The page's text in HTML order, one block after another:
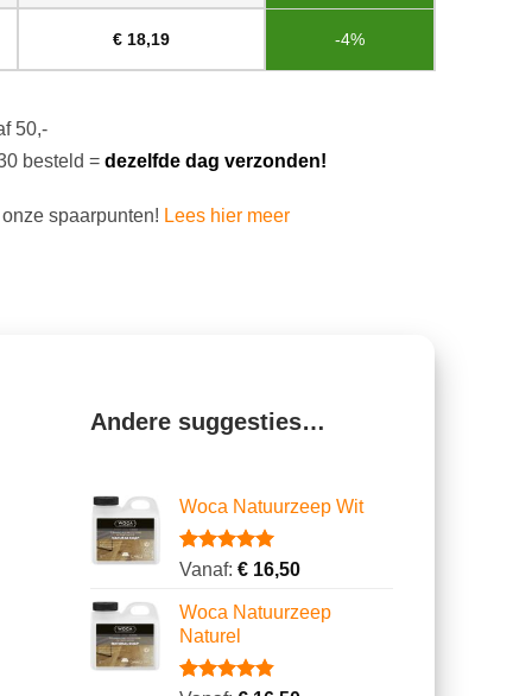
€18,19 -4%
50,-
besteld = dezelfde dag verzonden!
onze spaarpunten! Lees hier meer
Andere suggesties…
Woca Natuurzeep Wit
Gewaardeerd
gebaseerd
op
14
klantbeoordelingen
Vanaf: €16,50
Woca Natuurzeep
Naturel